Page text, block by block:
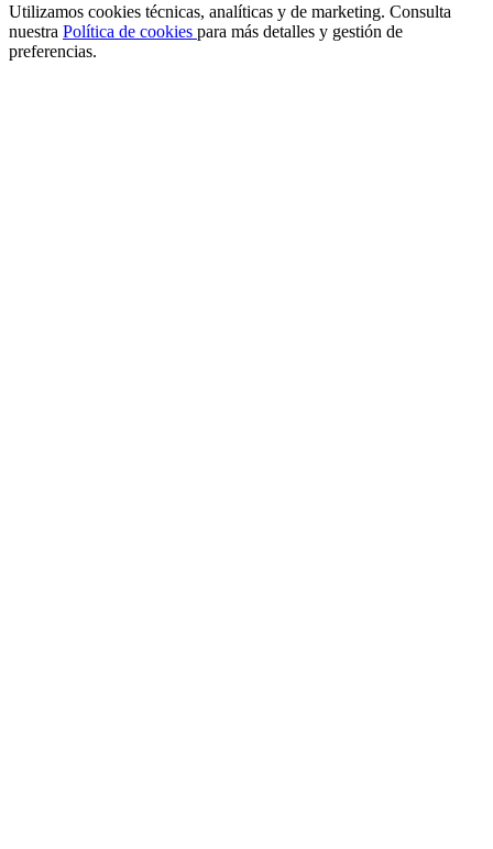
Utilizamos cookies técnicas, analíticas y de marketing. Consulta
nuestra Política de cookies para más detalles y gestión de
preferencias.